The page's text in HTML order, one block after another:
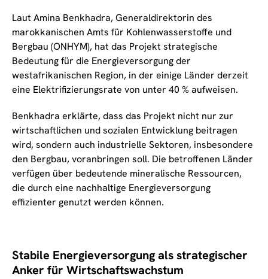
Laut Amina Benkhadra, Generaldirektorin des
marokkanischen Amts für Kohlenwasserstoffe und
Bergbau (ONHYM), hat das Projekt strategische
Bedeutung für die Energieversorgung der
westafrikanischen Region, in der einige Länder derzeit
eine Elektrifizierungsrate von unter 40 % aufweisen.
Benkhadra erklärte, dass das Projekt nicht nur zur
wirtschaftlichen und sozialen Entwicklung beitragen
wird, sondern auch industrielle Sektoren, insbesondere
den Bergbau, voranbringen soll. Die betroffenen Länder
verfügen über bedeutende mineralische Ressourcen,
die durch eine nachhaltige Energieversorgung
effizienter genutzt werden können.
Stabile Energieversorgung als strategischer
Anker für Wirtschaftswachstum